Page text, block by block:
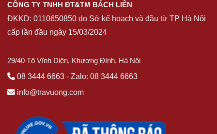
CÔNG TY TNHH ĐT&TM BÁCH LIÊN
ĐKKD: 0110650850 do Sở kế hoạch và đầu từ TP Hà Nội
cấp lần đầu ngày 15/03/2024
29/40 Tô Vĩnh Diện, Khương Đình, Hà Nội
08 3444 6663 - Zalo: 08 3444 6663
info@travuong.com